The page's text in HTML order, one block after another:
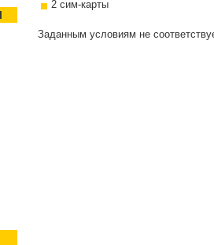
2 сим-карты
Заданным условиям не